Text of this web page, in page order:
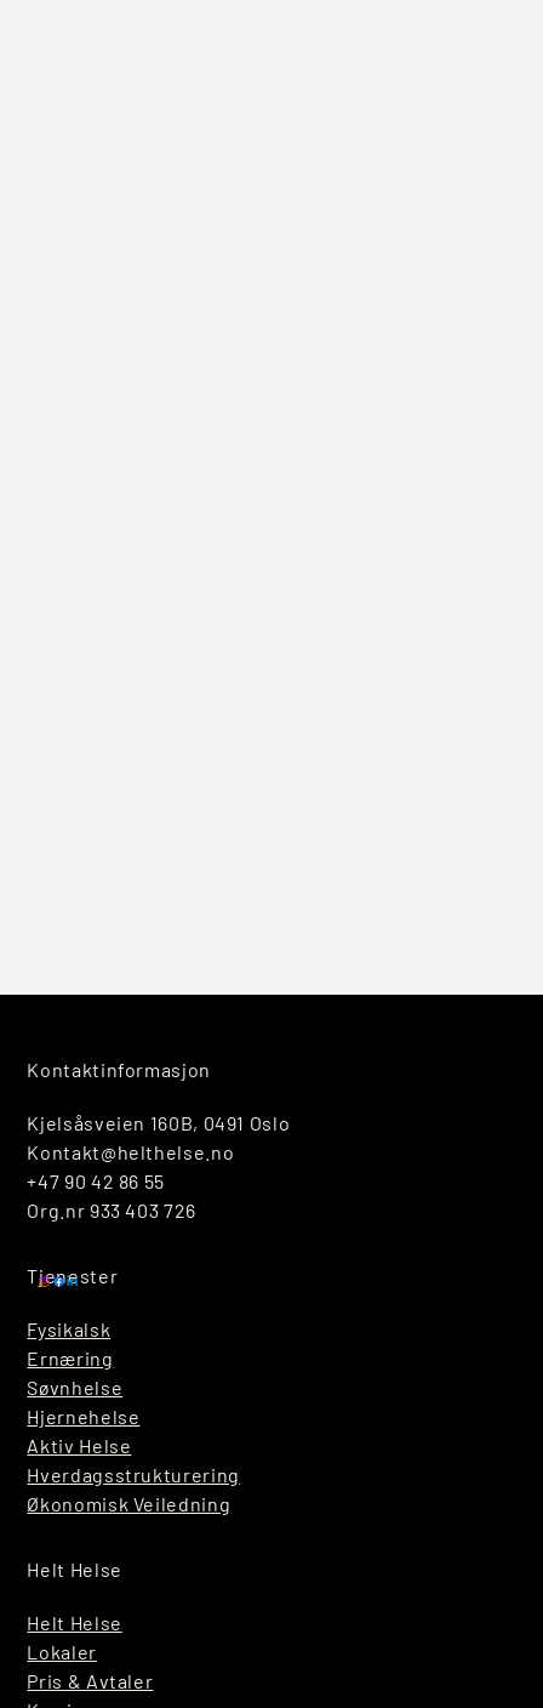
Kontaktinformasjon
Kjelsåsveien 160B, 0491 Oslo
Kontakt@helthelse.no
+47 90 42 86 55
Org.nr 933 403 726
Tjenester
Fysikalsk
Ernæring
Søvnhelse
Hjernehelse
Aktiv Helse
Hverdagsstrukturering
Økonomisk Veiledning
Helt Helse
Helt Helse
Lokaler
Pris & Avtaler